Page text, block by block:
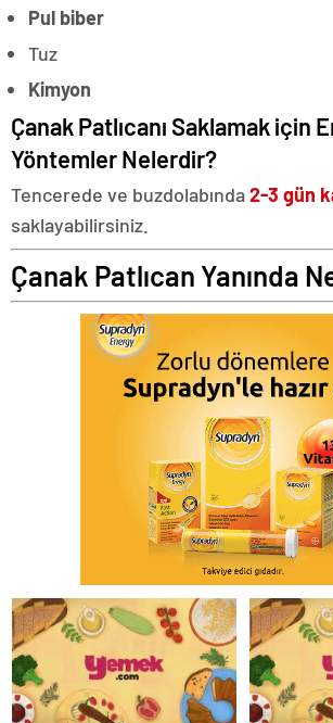
Pul biber
Tuz
Kimyon
Çanak Patlıcanı Saklamak için
Yöntemler Nelerdir?
Tencerede ve buzdolabında2-3 gün
saklayabilirsiniz.
Çanak Patlıcan Yanında